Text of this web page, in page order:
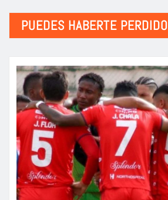
PUEDES HABERTE PERDIDO